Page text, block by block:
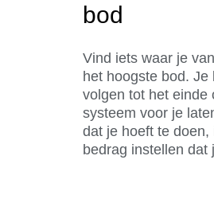
bod
Vind iets waar je
het hoogste bod. Je
volgen tot het einde
systeem voor je
dat je hoeft te
bedrag instellen dat